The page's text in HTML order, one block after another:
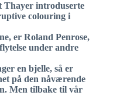
Thayer introduserte
colouring i
er Roland Penrose,
under andre
en bjelle, så er
på den nåværende
Men tilbake til vår